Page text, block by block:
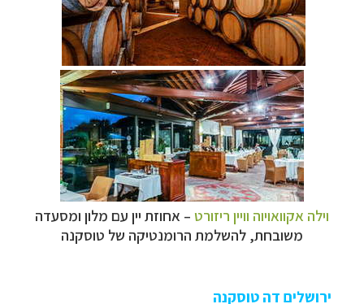
וילה אקוואויוה וויין ריזורט – אחוזת יין עם מלון ומסעדה
משובחת, להשלמת הרומנטיקה של טוסקנה
ירושלים דה טוסקנה